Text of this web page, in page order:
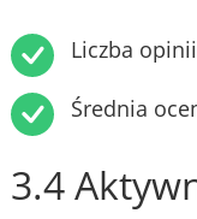
Liczba opinii
Średnia
3.4